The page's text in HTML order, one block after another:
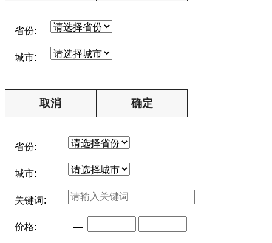
省份:
城市:
取消 确定
省份:
城市:
关键词:
价格: —